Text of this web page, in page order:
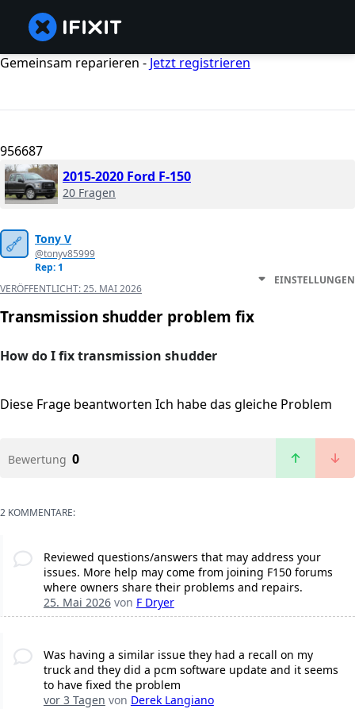
Gemeinsam reparieren - Jetzt registrieren
956687
2015-2020 Ford F-150
20 Fragen
Tony V
@tonyv85999
Rep: 1
VERÖFFENTLICHT:25. MAI 2026
EINSTELLUNGEN
Transmission shudder problem fix
How do I fix transmission shudder
Diese Frage beantworten Ich habe das gleiche Problem
Bewertung 0
2 KOMMENTARE:
Reviewed questions/answers that may address your
issues. More help may come from joining F150 forums
where owners share their problems and repairs.
25. Mai 2026von F Dryer
Was having a similar issue they had a recall on my
truck and they did a pcm software update and it seems
to have fixed the problem
vor 3 Tagen von Derek Langiano